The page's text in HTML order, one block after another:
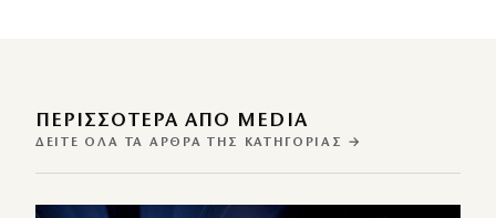
ΠΕΡΙΣΣΌΤΕΡΑ ΑΠΌ MEDIA
ΔΕΊΤΕ ΌΛΑ ΤΑ ΆΡΘΡΑ ΤΗΣ ΚΑΤΗΓΟΡΊΑΣ →